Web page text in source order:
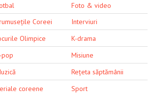
Foto & video
Coreei
Interviuri
Olimpice
K-drama
pop
Misiune
Rețeta săptămânii
coreene
Sport